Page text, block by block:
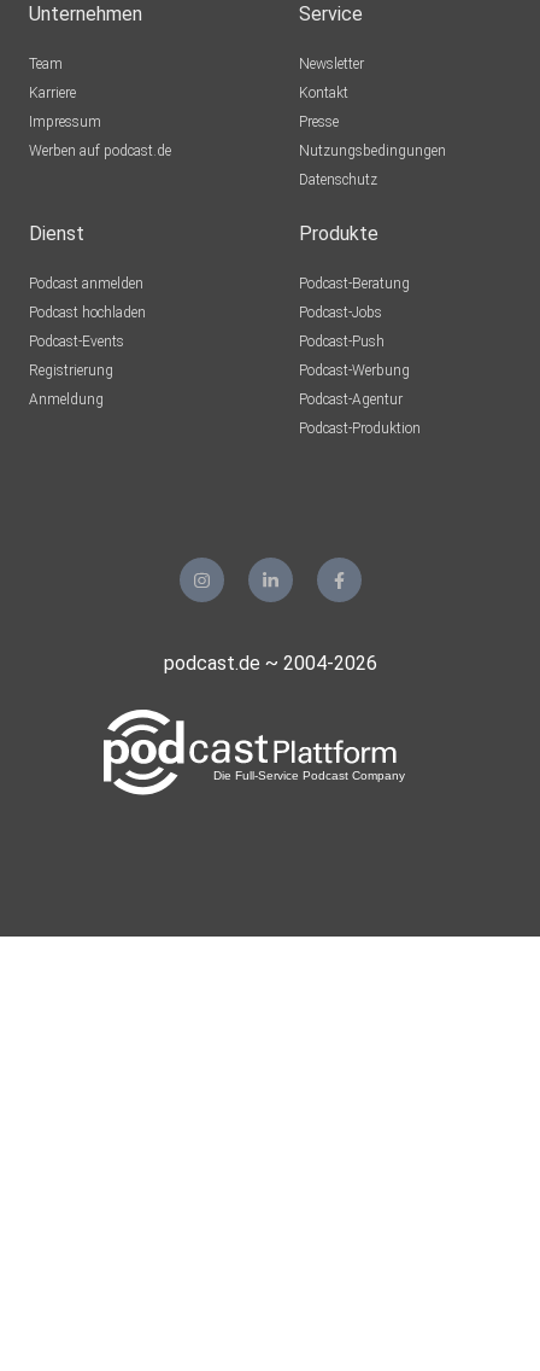
Unternehmen
Team
Karriere
Impressum
Werben auf podcast.de
Service
Newsletter
Kontakt
Presse
Nutzungsbedingungen
Datenschutz
Dienst
Podcast anmelden
Podcast hochladen
Podcast-Events
Registrierung
Anmeldung
Produkte
Podcast-Beratung
Podcast-Jobs
Podcast-Push
Podcast-Werbung
Podcast-Agentur
Podcast-Produktion
podcast.de ~ 2004-2026